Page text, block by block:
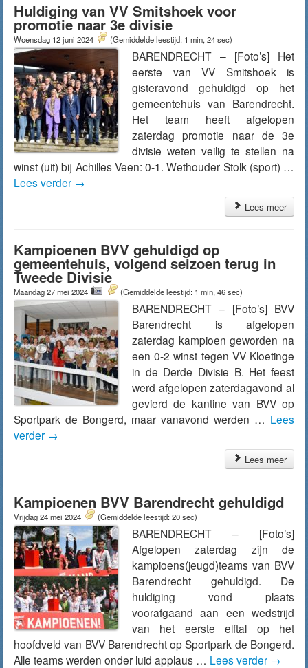
Huldiging van VV Smitshoek voor
promotie naar 3e divisie
Woensdag 12 juni 2024 (Gemiddelde leestijd: 1 min, 24 sec)
BARENDRECHT – [Foto’s] Het
eerste van VV Smitshoek is
gisteravond gehuldigd op het
gemeentehuis van Barendrecht.
Het team heeft afgelopen
zaterdag promotie naar de 3e
divisie weten veilig te stellen na
winst (uit) bij Achilles Veen: 0-1. Wethouder Stolk (sport) …
Lees verder →
Lees meer
Kampioenen BVV gehuldigd op
gemeentehuis, volgend seizoen terug in
Tweede Divisie
Maandag 27 mei 2024 (Gemiddelde leestijd: 1 min, 46 sec)
BARENDRECHT – [Foto’s] BVV
Barendrecht is afgelopen
zaterdag kampioen geworden na
een 0-2 winst tegen VV Kloetinge
in de Derde Divisie B. Het feest
werd afgelopen zaterdagavond al
gevierd de kantine van BVV op
Sportpark de Bongerd, maar vanavond werden … Lees
verder →
Lees meer
Kampioenen BVV Barendrecht gehuldigd
Vrijdag 24 mei 2024 (Gemiddelde leestijd: 20 sec)
BARENDRECHT – [Foto’s]
Afgelopen zaterdag zijn de
kampioens(jeugd)teams van BVV
Barendrecht gehuldigd. De
huldiging vond plaats
voorafgaand aan een wedstrijd
van het eerste elftal op het
hoofdveld van BVV Barendrecht op Sportpark de Bongerd.
Alle teams werden onder luid applaus … Lees verder →